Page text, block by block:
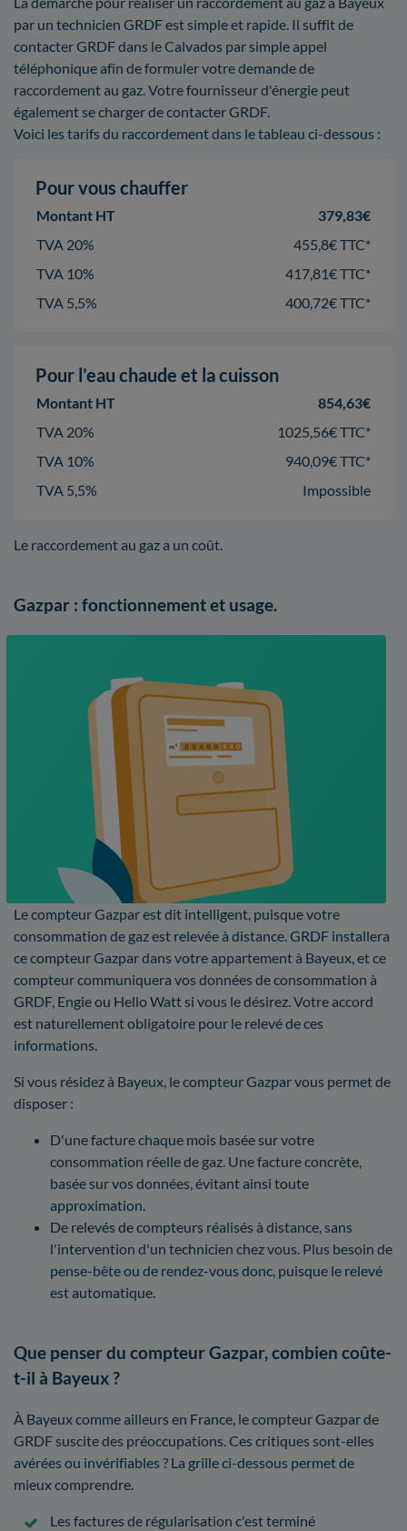
par un technicien GRDF est simple et rapide. Il suffit de
contacter GRDF dans le Calvados par simple appel
téléphonique afin de formuler votre demande de
raccordement au gaz. Votre fournisseur d'énergie peut
également se charger de contacter GRDF.
Voici les tarifs du raccordement dans le tableau ci-dessous :
Pour vous chauffer
Montant HT
379,83€
TVA 20%
455,8€ TTC*
TVA 10%
417,81€ TTC*
TVA 5,5%
400,72€ TTC*
Pour l’eau chaude et la cuisson
Montant HT
854,63€
TVA 20%
1025,56€ TTC*
TVA 10%
940,09€ TTC*
TVA 5,5%
Impossible
Le raccordement au gaz a un coût.
Gazpar : fonctionnement et usage.
Le compteur Gazpar est dit intelligent, puisque votre
consommation de gaz est relevée à distance. GRDF installera
ce compteur Gazpar dans votre appartement à Bayeux, et ce
compteur communiquera vos données de consommation à
GRDF, Engie ou Hello Watt si vous le désirez. Votre accord
est naturellement obligatoire pour le relevé de ces
informations.
Si vous résidez à Bayeux, le compteur Gazpar vous permet de
disposer :
D'une facture chaque mois basée sur votre
consommation réelle de gaz. Une facture concrète,
basée sur vos données, évitant ainsi toute
approximation.
De relevés de compteurs réalisés à distance, sans
l'intervention d'un technicien chez vous. Plus besoin de
pense-bête ou de rendez-vous donc, puisque le relevé
est automatique.
Que penser du compteur Gazpar, combien coûte-
t-il à Bayeux ?
À Bayeux comme ailleurs en France, le compteur Gazpar de
GRDF suscite des préoccupations. Ces critiques sont-elles
avérées ou invérifiables ? La grille ci-dessous permet de
mieux comprendre.
Les factures de régularisation c'est terminé